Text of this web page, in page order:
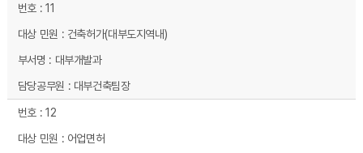
11
건축허가(대부도지역내)
대부개발과
대부건축팀장
12
어업면허